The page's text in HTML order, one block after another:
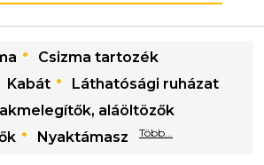
Csizma tartozék
Kabát
Láthatósági ruházat
aláöltözők
Nyaktámasz Több...